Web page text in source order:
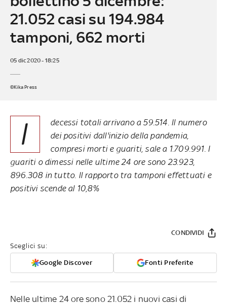
21.052 casi su 194.984
tamponi, 662 morti
05 dic 2020 - 18:25
©Kika Press
I
decessi totali arrivano a 59.514. Il numero
dei positivi dall'inizio della pandemia,
compresi morti e guariti, sale a 1.709.991. I
guariti o dimessi nelle ultime 24 ore sono 23.923,
896.308 in tutto. Il rapporto tra tamponi effettuati e
positivi scende al 10,8%
Sceglici su:
Google Discover Fonti Preferite
CONDIVIDI
Nelle ultime 24 ore sono 21.052 i nuovi casi di